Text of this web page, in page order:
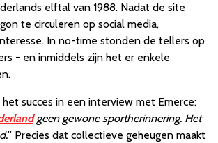
elftal van 1988. Nadat de site
te circuleren op social media,
In no-time stonden de tellers op
- en inmiddels zijn het er enkele
succes in een interview met Emerce:
geen gewone sportherinnering. Het
” Precies dat collectieve geheugen maakt